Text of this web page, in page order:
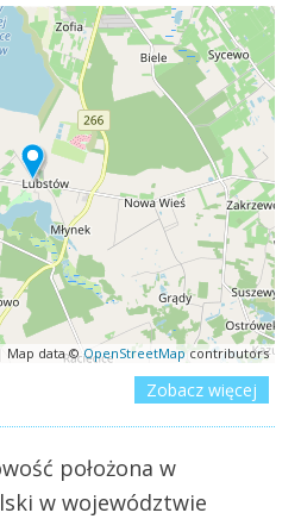
data ©OpenStreetMap contributors
Zobacz więcej
położona w
w województwie